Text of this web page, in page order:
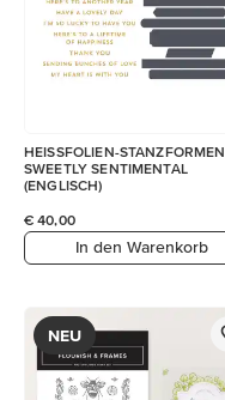
HEISSFOLIEN-STANZFORMEN
SWEETLY SENTIMENTAL
(ENGLISCH)
€ 40,00
In den Warenkorb
NEU